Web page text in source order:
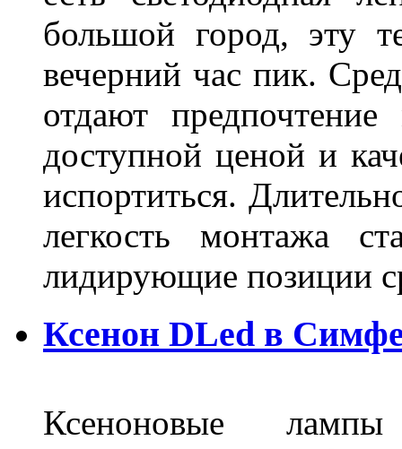
большой город, эту
вечерний час пик.
отдают
доступной ценой и
испортиться.
легкость монтажа
лидирующие
Ксенон DLed в
Ксеноновые